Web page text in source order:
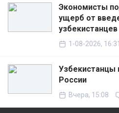
Экономисты
ущерб от
узбекистанцев
1-08-2026, 16:31
Узбекистанцы
России
Вчера, 15:08